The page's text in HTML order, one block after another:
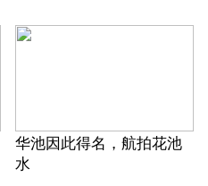
华池因此得名，航拍花池
水